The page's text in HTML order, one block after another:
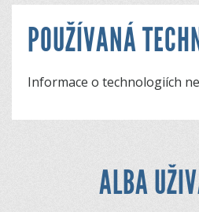
POUŽÍVANÁ
Informace o technologiích
ALBA